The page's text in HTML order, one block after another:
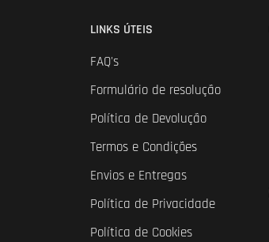
LINKS ÚTEIS
FAQ's
Formulário de resolução
Política de Devolução
Termos e Condições
Envios e Entregas
Política de Privacidade
Política de Cookies